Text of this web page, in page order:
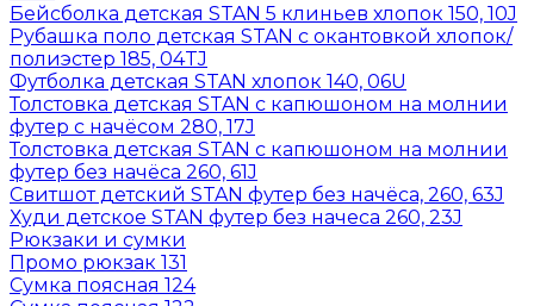
Бейсболка детская STAN 5 клиньев хлопок 150, 10J
Рубашка поло детская STAN с окантовкой хлопок/
полиэстер 185, 04TJ
Футболка детская STAN хлопок 140, 06U
Толстовка детская STAN с капюшоном на молнии
футер с начёсом 280, 17J
Толстовка детская STAN с капюшоном на молнии
футер без начёса 260, 61J
Свитшот детский STAN футер без начёса, 260, 63J
Худи детское STAN футер без начеса 260, 23J
Рюкзаки и сумки
Промо рюкзак 131
Сумка поясная 124